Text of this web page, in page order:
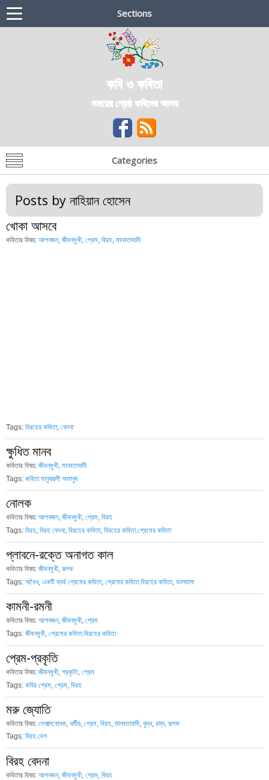
Sections
কবি ও কবিতা
সময়ের শ্রেষ্ঠ কবিদের আসর
Categories
Posts by নাহিয়ান হোসেন
খোকা আসবে
কবিতার বিষয়: আপনজন, জীবনমুখী, প্রেম, বিরহ, মানবতাবাদী
Tags: বিরহের কবিতা, বেদনা
ক্ষুধিত মানব
কবিতার বিষয়: জীবনমুখী, মানবতাবাদী
Tags: কবিতা মানুষরূপী অমানুষ
নোলক
কবিতার বিষয়: আপনজন, জীবনমুখী, প্রেম, বিরহ
Tags: বিরহ বিরহ বেদনা, বিরহের কবিতা, বিরহের কবিতা.প্রেমের কবিতা
প্লাবনে-রক্তে অনাগত কাল
কবিতার বিষয়: জীবনমুখী,রূপক
Tags: অবৈধ, একটি ব্যর্থ প্রেমের কবিতা, প্রেমের কবিতা.বিরহের কবিতা, ভালবাসা
কামনী-রমনী
কবিতার বিষয়: আপনজন, জীবনমুখী, প্রেম
Tags: জীবনমুখী প্রেমের কবিতা.বিরহের কবিতা
প্রেম-প্রকৃতি
কবিতার বিষয়: জীবনমুখী, প্রকৃতি, প্রেম
Tags: কবির প্রেম প্রেম বিরহ
মরু জ্যোতি
কবিতার বিষয়: দেশাত্মবোধক, ধর্মীয়, প্রেম, বিরহ, মানবতাবাদী, যুদ্ধ, রম্য,রূপক
Tags: বিরহ.দেশ
বিরহ বেদনা
কবিতার বিষয়: আপনজন, জীবনমুখী প্রেম বিরহ